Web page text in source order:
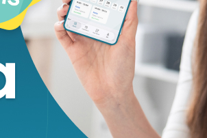
per la regolazione della
elettronica controllato tramite i
basati sull’app. La